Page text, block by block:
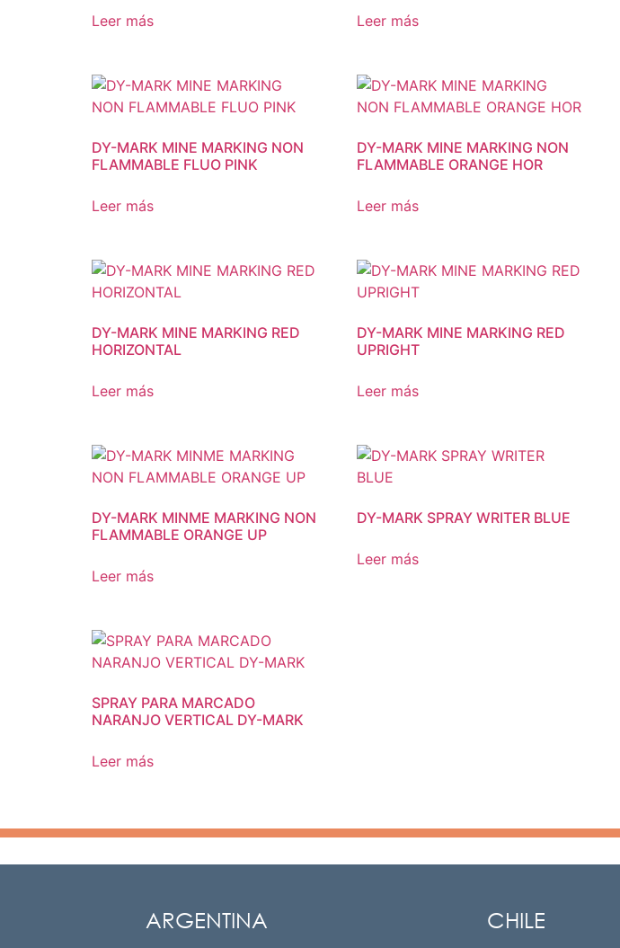
Leer más Leer más
DY-MARK MINE MARKING NON
FLAMMABLE FLUO PINK
Leer más
DY-MARK MINE MARKING NON
FLAMMABLE ORANGE HOR
Leer más
DY-MARK MINE MARKING RED
HORIZONTAL
Leer más
DY-MARK MINE MARKING RED
UPRIGHT
Leer más
DY-MARK MINME MARKING NON
FLAMMABLE ORANGE UP
Leer más
DY-MARK SPRAY WRITER BLUE
Leer más
SPRAY PARA MARCADO
NARANJO VERTICAL DY-MARK
Leer más
ARGENTINA CHILE